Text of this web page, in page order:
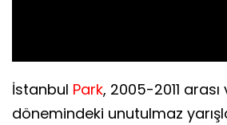
İstanbul Park, 2005-2011
dönemindeki unutulmaz